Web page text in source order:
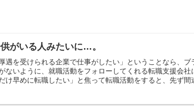
がいる人みたいに…。
厚遇を受けられる企業で仕事がしたい」ということなら、
ないように、就職活動をフォローしてくれる転職支援会
け早めに転職したい」と焦って転職活動をすると、先ず間